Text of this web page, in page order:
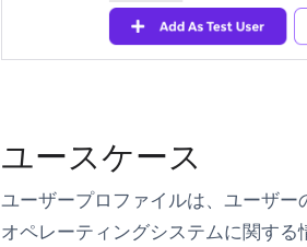
ユースケース
ユーザープロファイルは、ユーザー
オペレーティングシステムに関す